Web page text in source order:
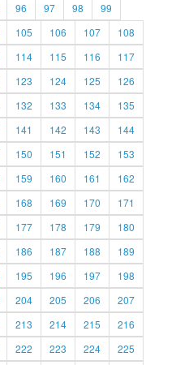
96 97 98
99
105 106 107
108
114 115 116
117
123 124 125
126
132 133 134
135
141 142 143
144
150 151 152
153
159 160 161
162
168 169 170
171
177 178 179
180
186 187 188
189
195 196 197
198
204 205 206
207
213 214 215
216
222 223 224
225